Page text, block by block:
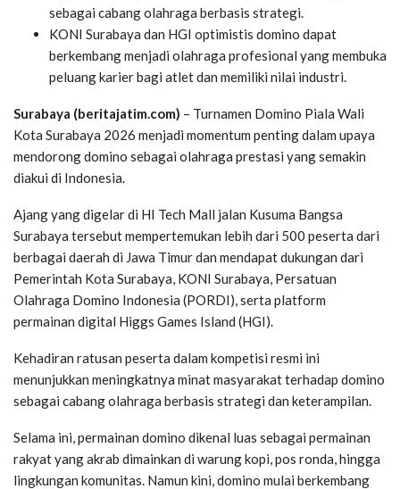
sebagai cabang olahraga berbasis strategi.
KONI Surabaya dan HGI optimistis domino dapat
berkembang menjadi olahraga profesional yang membuka
peluang karier bagi atlet dan memiliki nilai industri.
Surabaya (beritajatim.com) – Turnamen Domino Piala Wali
Kota Surabaya 2026 menjadi momentum penting dalam upaya
mendorong domino sebagai olahraga prestasi yang semakin
diakui di Indonesia.
Ajang yang digelar di HI Tech Mall jalan Kusuma Bangsa
Surabaya tersebut mempertemukan lebih dari 500 peserta dari
berbagai daerah di Jawa Timur dan mendapat dukungan dari
Pemerintah Kota Surabaya, KONI Surabaya, Persatuan
Olahraga Domino Indonesia (PORDI), serta platform
permainan digital Higgs Games Island (HGI).
Kehadiran ratusan peserta dalam kompetisi resmi ini
menunjukkan meningkatnya minat masyarakat terhadap domino
sebagai cabang olahraga berbasis strategi dan keterampilan.
Selama ini, permainan domino dikenal luas sebagai permainan
rakyat yang akrab dimainkan di warung kopi, pos ronda, hingga
lingkungan komunitas. Namun kini, domino mulai berkembang